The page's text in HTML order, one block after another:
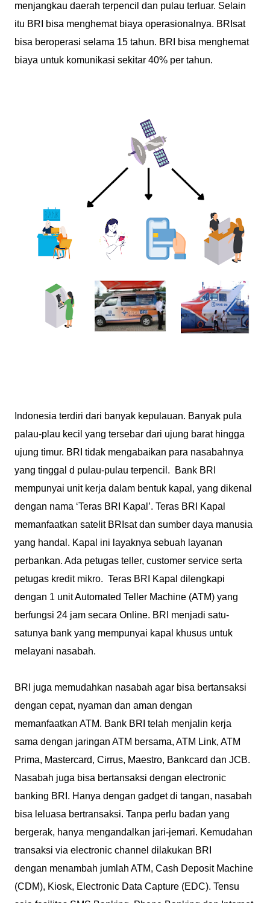
menjangkau daerah terpencil dan pulau terluar. Selain
itu BRI bisa menghemat biaya operasionalnya. BRIsat
bisa beroperasi selama 15 tahun. BRI bisa menghemat
biaya untuk komunikasi sekitar 40% per tahun.
Indonesia terdiri dari banyak kepulauan. Banyak pula
palau-plau kecil yang tersebar dari ujung barat hingga
ujung timur. BRI tidak mengabaikan para nasabahnya
yang tinggal d pulau-pulau terpencil. Bank BRI
mempunyai unit kerja dalam bentuk kapal, yang dikenal
dengan nama ‘Teras BRI Kapal’. Teras BRI Kapal
memanfaatkan satelit BRIsat dan sumber daya manusia
yang handal. Kapal ini layaknya sebuah layanan
perbankan. Ada petugas teller, customer service serta
petugas kredit mikro. Teras BRI Kapal dilengkapi
dengan 1 unit Automated Teller Machine (ATM) yang
berfungsi 24 jam secara Online. BRI menjadi satu-
satunya bank yang mempunyai kapal khusus untuk
melayani nasabah.
BRI juga memudahkan nasabah agar bisa bertansaksi
dengan cepat, nyaman dan aman dengan
memanfaatkan ATM. Bank BRI telah menjalin kerja
sama dengan jaringan ATM bersama, ATM Link, ATM
Prima, Mastercard, Cirrus, Maestro, Bankcard dan JCB.
Nasabah juga bisa bertansaksi dengan electronic
banking BRI. Hanya dengan gadget di tangan, nasabah
bisa leluasa bertransaksi. Tanpa perlu badan yang
bergerak, hanya mengandalkan jari-jemari. Kemudahan
transaksi via electronic channel dilakukan BRI
dengan menambah jumlah ATM, Cash Deposit Machine
(CDM), Kiosk, Electronic Data Capture (EDC). Tensu